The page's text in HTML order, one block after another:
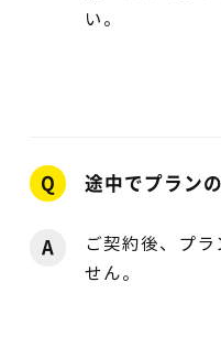
い。
Q 途中でプラン
A
ご契約後、プ
せん。